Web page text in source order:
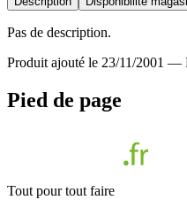
Pas de description.
Produit ajouté le 23/11/2001 —
Pied de page
Tout pour tout faire